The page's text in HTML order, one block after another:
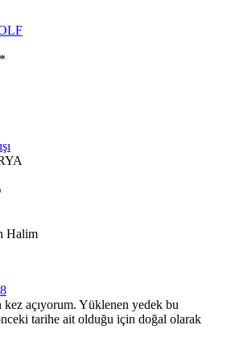
açıyorum. Yüklenen yedek bu
tarihe ait olduğu için doğal olarak